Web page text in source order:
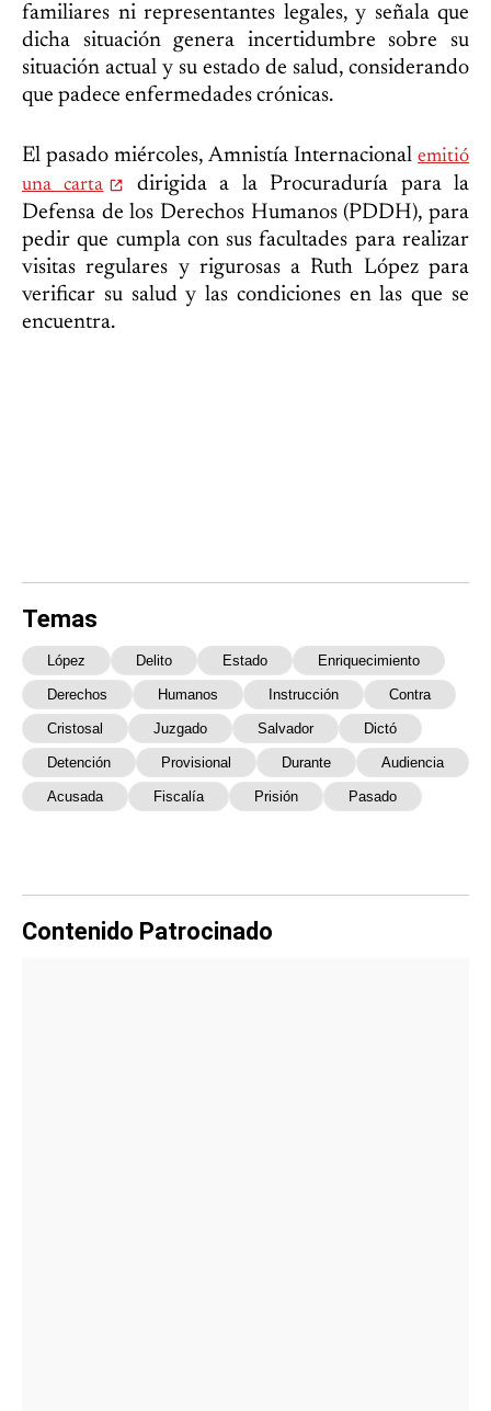
familiares ni representantes legales, y señala que
dicha situación genera incertidumbre sobre su
situación actual y su estado de salud, considerando
que padece enfermedades crónicas.
El pasado miércoles, Amnistía Internacional emitió
una carta
dirigida a la Procuraduría para la
Defensa de los Derechos Humanos (PDDH), para
pedir que cumpla con sus facultades para realizar
visitas regulares y rigurosas a Ruth López para
verificar su salud y las condiciones en las que se
encuentra.
Temas
López Delito Estado Enriquecimiento
Derechos Humanos Instrucción Contra
Cristosal Juzgado Salvador Dictó
Detención Provisional Durante Audiencia
Acusada Fiscalía Prisión Pasado
Contenido Patrocinado